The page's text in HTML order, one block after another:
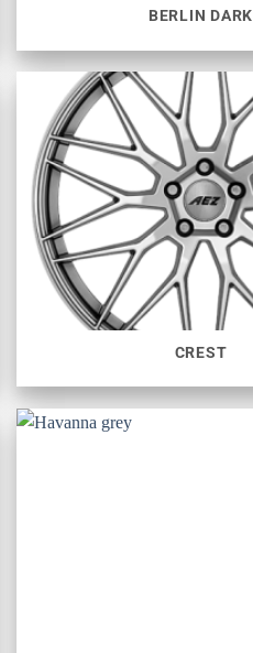
BERLIN DARK
CREST